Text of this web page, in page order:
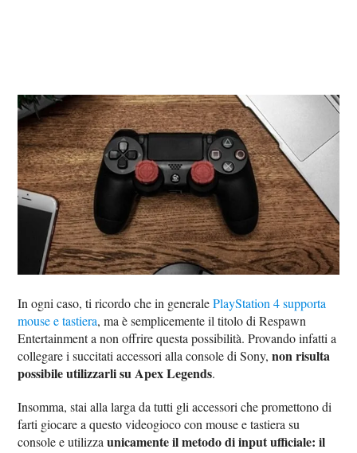
In ogni caso, ti ricordo che in generalePlayStation 4 supporta
mouse e tastiera, ma è semplicemente il titolo di Respawn
Entertainment a non offrire questa possibilità. Provando infatti a
collegare i succitati accessori alla console di Sony,non risulta
possibile utilizzarli su Apex Legends.
Insomma, stai alla larga da tutti gli accessori che promettono di
farti giocare a questo videogioco con mouse e tastiera su
console e utilizzaunicamente il metodo di input ufficiale: il